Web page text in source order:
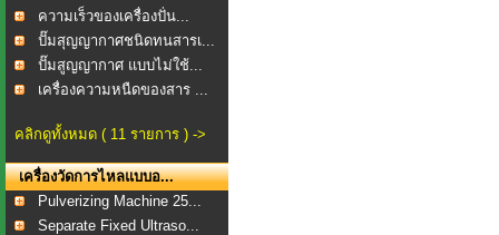
ความเร็วของเครื่องปั่น...
ปั๊มสุญญากาศชนิดทนสารเ...
ปั๊มสูญญากาศ แบบไม่ใช้...
เครื่องความหนืดของสาร ...
คลิกดูทั้งหมด ( 11 รายการ ) ->
เครื่องวัดการไหลแบบอ...
Pulverizing Machine 25...
Separate Fixed Ultraso...